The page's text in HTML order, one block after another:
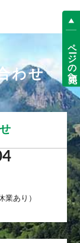
わせ
あり）
ページの先頭へ